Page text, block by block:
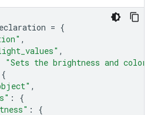
= {
,
,
"Sets the brightness and
{
,
:
{
:
{